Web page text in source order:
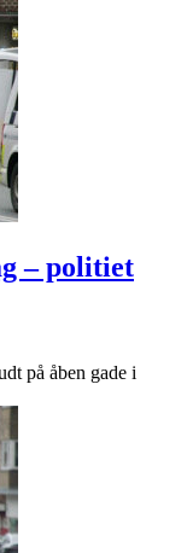
– politiet
på åben gade i